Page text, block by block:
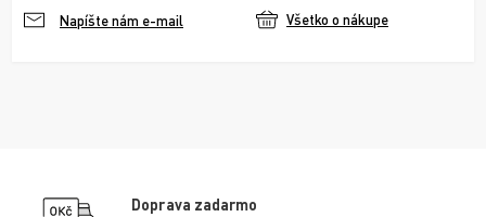
Napíšte nám e-mail Všetko o nákupe
Doprava zadarmo